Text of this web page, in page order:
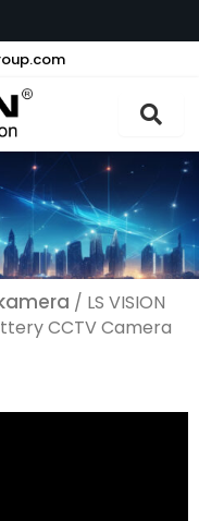
/ LS VISION
CCTV Camera